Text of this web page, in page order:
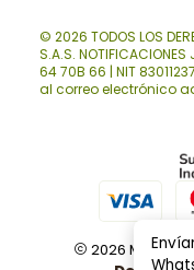
© 2026 TODOS LOS
S.A.S. NOTIFICACIONES
64 70B 66 | NIT
al correo electrónico
2026